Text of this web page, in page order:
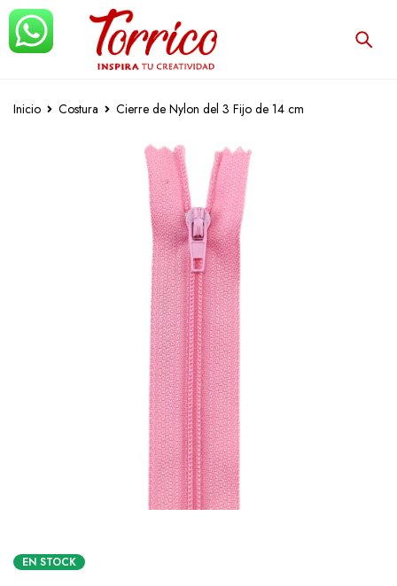
Inicio Costura Cierre de Nylon del 3 Fijo de 14 cm
EN STOCK